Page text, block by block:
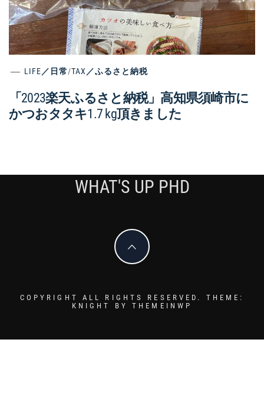
LIFE／日常/TAX／ふるさと納税
「2023楽天ふるさと納税」高知県須崎市に
かつおタタキ1.7 kg頂きました
WHAT'S UP PHD
COPYRIGHT ALL RIGHTS RESERVED. THEME:
KNIGHT BYTHEMEINWP